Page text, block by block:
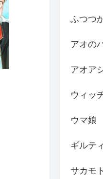
ふつつ
アオの
アオア
ウィッ
ウマ娘
ギルテ
サカモ